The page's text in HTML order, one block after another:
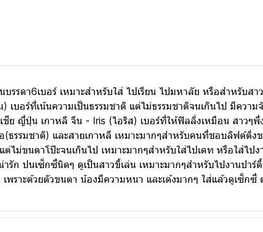
รรดา6เบอร์ เหมาะสำหรับใส่ ไปเรียน ไปมหาลัย หรือสำหรับ
บอร์ที่เน้นความเป็นธรรมชาติ แต่ไม่ธรรมชาติจนเกินไป มีควา
ชีย ญี่ปุ่น เกาหลี จีน - Iris (ไอริส) เบอร์ที่ให้ฟิลลิ่งเหมือน สาว
(ธรรมชาติ) และสายเกาหลี เหมาะมากๆสำหรับคนที่ชอบลิฟต์ติ่
ม่ขนตาโป๊ะจนเกินไป เหมาะมากๆสำหรับใส่ไปเดท หรือใส่ไป
รัก ปนเซ็กซี่นิดๆ ดูเป็นสาวขี้เล่น เหมาะมากๆสำหรับไปงานปา
พราะด้วยตัวขนตา น้องมีความหนา และเด้งมากๆ ใส่แล้วดูเซ็ก